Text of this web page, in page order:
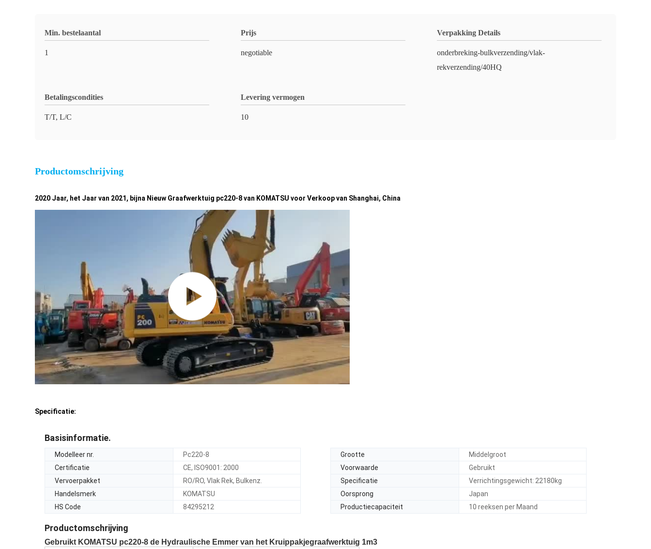
Min. bestelaantal
1
Prijs
negotiable
Verpakking Details
onderbreking-bulkverzending/vlak-
rekverzending/40HQ
Betalingscondities
T/T, L/C
Levering vermogen
10
Productomschrijving
2020 Jaar, het Jaar van 2021, bijna Nieuw Graafwerktuig pc220-8 van KOMATSU voor Verkoop van Shanghai, China
Specificatie:
Basisinformatie.
Modelleer nr. Pc220-8 Grootte
Middelgroot
Certificatie
CE, ISO9001: 2000 Voorwaarde
Gebruikt
Vervoerpakket
RO/RO, Vlak Rek, Bulkenz. Specificatie
Verrichtingsgewicht: 22180kg
Handelsmerk
KOMATSU Oorsprong
Japan
HS Code
84295212 Productiecapaciteit 10 reeksen per Maand
Productomschrijving
Gebruikt KOMATSU pc220-8 de Hydraulische Emmer van het Kruippakjegraafwerktuig 1m3